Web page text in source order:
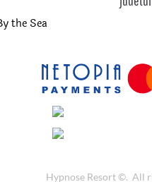
Hypnose Resort ©. All